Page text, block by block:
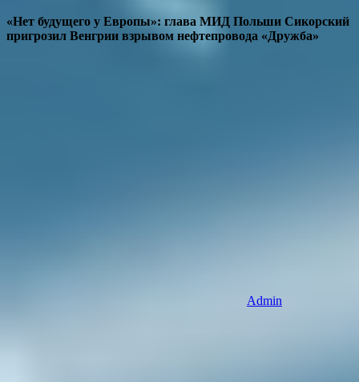
«Нет будущего у Европы»: глава МИД Польши Сикорский
пригрозил Венгрии взрывом нефтепровода «Дружба»
Admin